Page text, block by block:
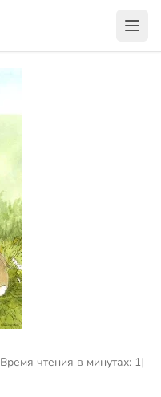
Время чтения в минутах: 1|